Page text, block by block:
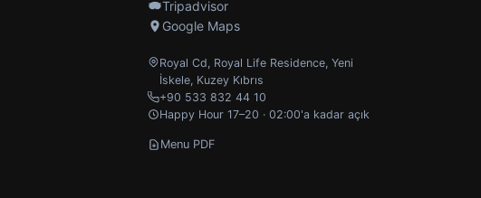
Tripadvisor
Google Maps
Royal Cd, Royal Life Residence, Yeni
İskele, Kuzey Kıbrıs
+90 533 832 44 10
Happy Hour 17–20 · 02:00'a kadar açık
Menu PDF